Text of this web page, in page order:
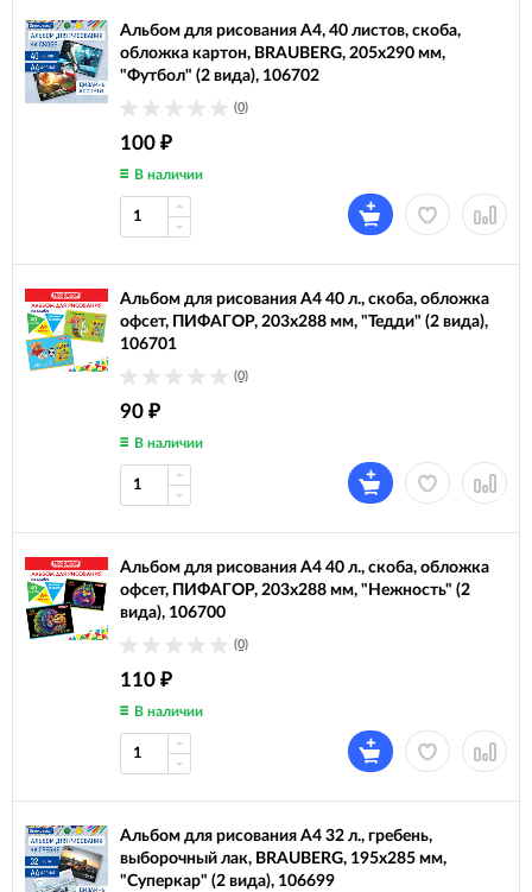
Альбом для рисования А4, 40 листов, скоба,
обложка картон, BRAUBERG, 205х290 мм,
"Футбол" (2 вида), 106702
(0)
100 ₽
В наличии
Альбом для рисования А4 40 л., скоба, обложка
офсет, ПИФАГОР, 203х288 мм, "Тедди" (2 вида),
106701
(0)
90 ₽
В наличии
Альбом для рисования А4 40 л., скоба, обложка
офсет, ПИФАГОР, 203х288 мм, "Нежность" (2
вида), 106700
(0)
110 ₽
В наличии
Альбом для рисования А4 32 л., гребень,
выборочный лак, BRAUBERG, 195х285 мм,
"Суперкар" (2 вида), 106699